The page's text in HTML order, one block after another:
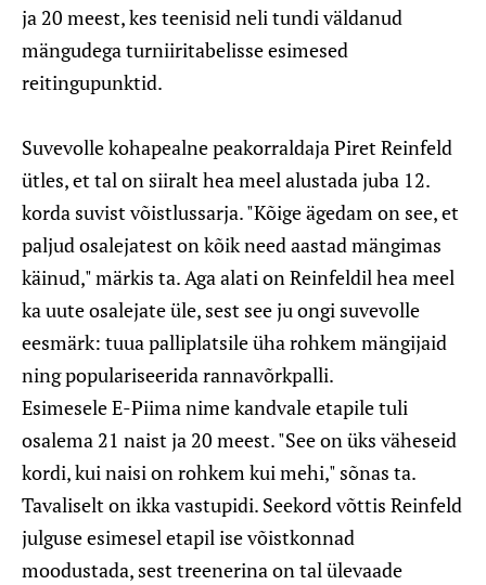
ja 20 meest, kes teenisid neli tundi väldanud
mängudega turniiritabelisse esimesed
reitingupunktid.
Suvevolle kohapealne peakorraldaja Piret Reinfeld
ütles, et tal on siiralt hea meel alustada juba 12.
korda suvist võistlussarja. "Kõige ägedam on see, et
paljud osalejatest on kõik need aastad mängimas
käinud," märkis ta.Aga alati on Reinfeldil hea meel
ka uute osalejate üle, sest see ju ongi suvevolle
eesmärk: tuua palliplatsile üha rohkem mängijaid
ning populariseerida rannavõrkpalli.
Esimesele E-Piima nime kandvale etapile tuli
osalema 21 naist ja 20 meest. "See on üks väheseid
kordi, kui naisi on rohkem kui mehi," sõnas ta.
Tavaliselt on ikka vastupidi. Seekord võttis Reinfeld
julguse esimesel etapil ise võistkonnad
moodustada, sest treenerina on tal ülevaade